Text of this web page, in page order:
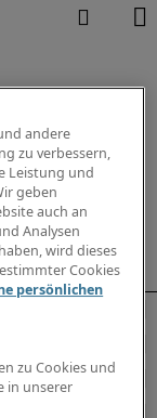
andere
zu verbessern,
Leistung und
geben
auch an
Analysen
wird dieses
Cookies
persönlichen
zu Cookies und
in unserer